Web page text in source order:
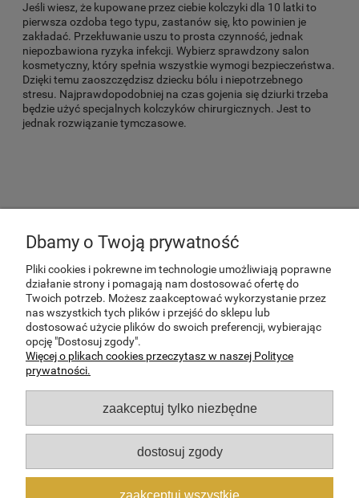
Jeśli wiesz, że kupowane przez ciebie kolczyki dla 10 latki to
pierwsza ozdoba tego typu, zastanów się, kto powinien je
zakładać. Przekłuwanie uszu to prosta czynność, jednak
niepozbawiona ryzyka infekcji. Wybierz sprawdzony salon
kosmetyczny, który spełnia wszystkie wymogi bezpieczeństwa.
Dzięki temu zaoszczędzisz dziecku bólu i niepotrzebnego
stresu. Najprawdopodobniej na czas gojenia się dziurki trzeba
będzie użyć specjalnych kolczyków chirurgicznych. Jest to
jednak rozwiązanie tymczasowe.
POMOC
PŁATNOŚCI I DOSTAWA
INFORMACJE
Dbamy o Twoją prywatność
Pliki cookies i pokrewne im technologie umożliwiają poprawne
działanie strony i pomagają nam dostosować ofertę do
Twoich potrzeb. Możesz zaakceptować wykorzystanie przez
nas wszystkich tych plików i przejść do sklepu lub
dostosować użycie plików do swoich preferencji, wybierając
opcję "Dostosuj zgody".
Więcej o plikach cookies przeczytasz w naszej Polityce
prywatności.
zaakceptuj tylko niezbędne
dostosuj zgody
zaakceptuj wszystkie